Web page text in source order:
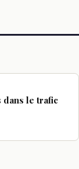
dans le trafic